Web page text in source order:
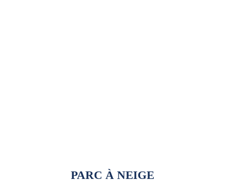
PARC À NEIGE